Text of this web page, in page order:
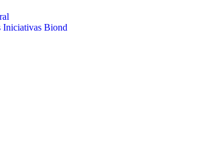
Iniciativas Biond